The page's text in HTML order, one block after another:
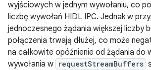
wyjściowych w jednym wywołaniu, co
liczbę wywołań HIDL IPC. Jednak w
jednoczesnego żądania większej liczby
połączenia trwają dłużej, co może
na całkowite opóźnienie od żądania do
wywołania w requestStreamBuffers